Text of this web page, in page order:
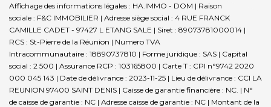
Affichage des informations légales : HA.IMMO - DOM | Raison
sociale : F&C IMMOBILIER | Adresse siège social : 4 RUE FRANCK
CAMILLE CADET - 97427 L ETANG SALE | Siret : 89073781000014 |
RCS : St-Pierre de la Réunion | Numero TVA
Intracommunautaire : 18890737810 | Forme juridique : SAS | Capital
social : 2 500 | Assurance RCP : 103165800 | Carte T : CPI n°9742 2020
000 045 143 | Date de délivrance : 2023-11-25 | Lieu de délivrance : CCI LA
REUNION 97400 SAINT DENIS | Caisse de garantie financière : NC. | N°
de caisse de garantie : NC | Adresse caisse de garantie : NC | Montant de la